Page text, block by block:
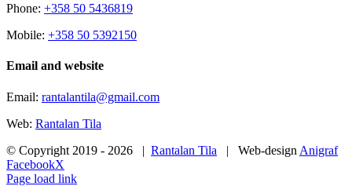
Phone: +358 50 5436819
Mobile: +358 50 5392150
Email and website
Email: rantalantila@gmail.com
Web: Rantalan Tila
© Copyright 2019 - 2026 | Rantalan Tila | Web-design Anigraf
FacebookX
Page load link
räätälöityjä
tarjouksia.